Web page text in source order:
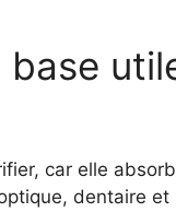
base
car elle
dentaire et